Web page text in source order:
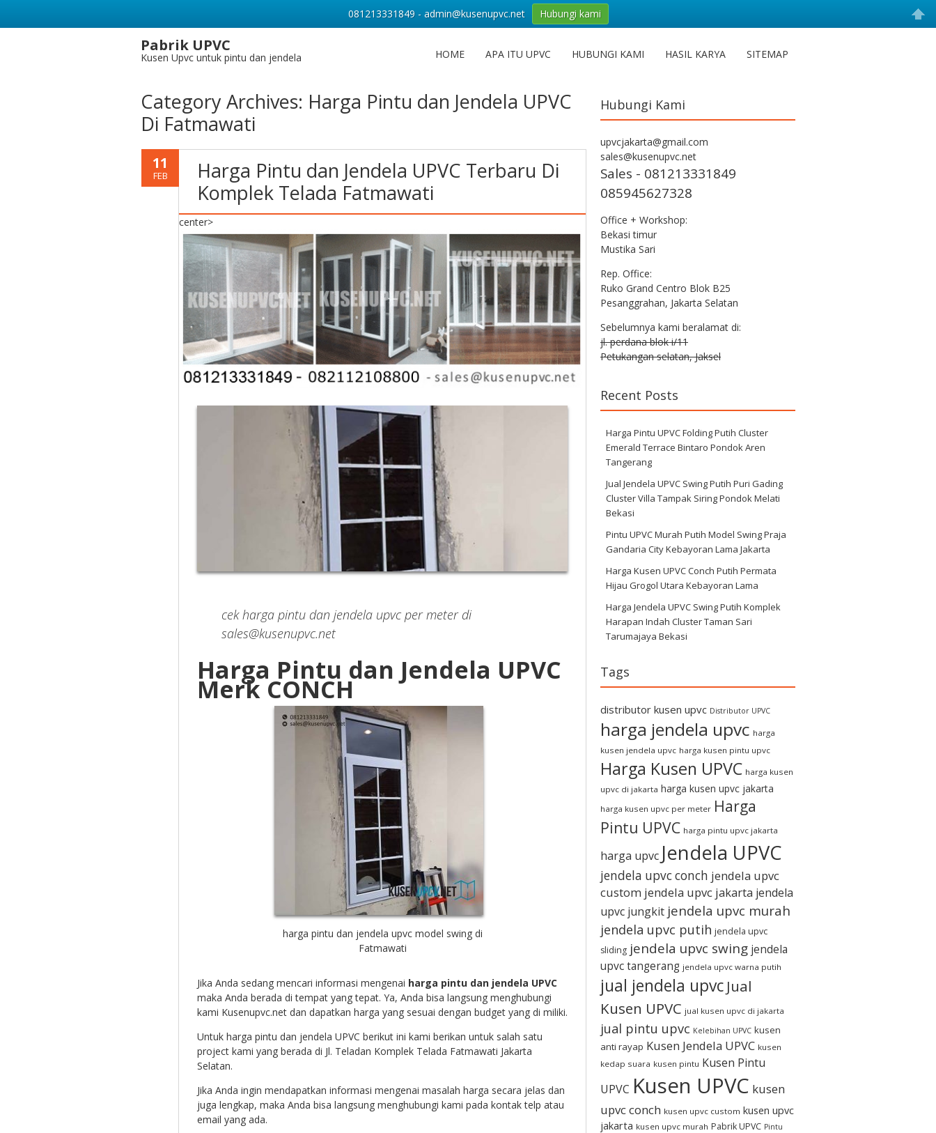
Pabrik UPVC
Kusen Upvc untuk pintu dan jendela HOME APA ITU UPVC HUBUNGI KAMI HASIL KARYA SITEMAP
Category Archives: Harga Pintu dan Jendela UPVC
Di Fatmawati
11
FEB
Harga Pintu dan Jendela UPVC Terbaru Di
Komplek Telada Fatmawati
center>
cek harga pintu dan jendela upvc per meter di
sales@kusenupvc.net
Harga Pintu dan Jendela UPVC
Merk CONCH
harga pintu dan jendela upvc model swing di
Fatmawati
Jika Anda sedang mencari informasi mengenai harga pintu dan jendela UPVC
maka Anda berada di tempat yang tepat. Ya, Anda bisa langsung menghubungi
kami Kusenupvc.net dan dapatkan harga yang sesuai dengan budget yang di miliki.
Untuk harga pintu dan jendela UPVC berikut ini kami berikan untuk salah satu
project kami yang berada di Jl. Teladan Komplek Telada Fatmawati Jakarta
Selatan.
Jika Anda ingin mendapatkan informasi mengenai masalah harga secara jelas dan
juga lengkap, maka Anda bisa langsung menghubungi kami pada kontak telp atau
email yang ada.
Hubungi Kami
upvcjakarta@gmail.com
sales@kusenupvc.net
Sales - 081213331849
085945627328
Office + Workshop:
Bekasi timur
Mustika Sari
Rep. Office:
Ruko Grand Centro Blok B25
Pesanggrahan, Jakarta Selatan
Sebelumnya kami beralamat di:
jl. perdana blok i/11
Petukangan selatan, Jaksel
Recent Posts
Harga Pintu UPVC Folding Putih Cluster
Emerald Terrace Bintaro Pondok Aren
Tangerang
Jual Jendela UPVC Swing Putih Puri Gading
Cluster Villa Tampak Siring Pondok Melati
Bekasi
Pintu UPVC Murah Putih Model Swing Praja
Gandaria City Kebayoran Lama Jakarta
Harga Kusen UPVC Conch Putih Permata
Hijau Grogol Utara Kebayoran Lama
Harga Jendela UPVC Swing Putih Komplek
Harapan Indah Cluster Taman Sari
Tarumajaya Bekasi
Tags
distributor kusen upvc Distributor UPVC
harga jendela upvc harga
kusen jendela upvc harga kusen pintu upvc
Harga Kusen UPVC harga kusen
upvc di jakarta harga kusen upvc jakarta
harga kusen upvc per meter Harga
Pintu UPVC harga pintu upvc jakarta
harga upvc Jendela UPVC
jendela upvc conch jendela upvc
custom jendela upvc jakarta jendela
upvc jungkit jendela upvc murah
jendela upvc putih jendela upvc
sliding jendela upvc swing jendela
upvc tangerang jendela upvc warna putih
jual jendela upvc Jual
Kusen UPVC jual kusen upvc di jakarta
jual pintu upvc Kelebihan UPVC kusen
anti rayap Kusen Jendela UPVC kusen
kedap suara kusen pintu Kusen Pintu
UPVC Kusen UPVC kusen
upvc conch kusen upvc custom kusen upvc
jakarta kusen upvc murah Pabrik UPVC Pintu
081213331849 - admin@kusenupvc.net Hubungi kami